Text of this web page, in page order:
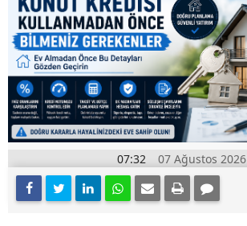
07:32 07 Ağustos 2026